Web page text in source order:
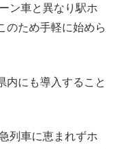
ン車と異なり駅ホ
のため手軽に始めら
内にも導入すること
列車に恵まれずホ